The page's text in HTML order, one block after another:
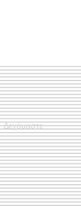
Δεχόμαστε